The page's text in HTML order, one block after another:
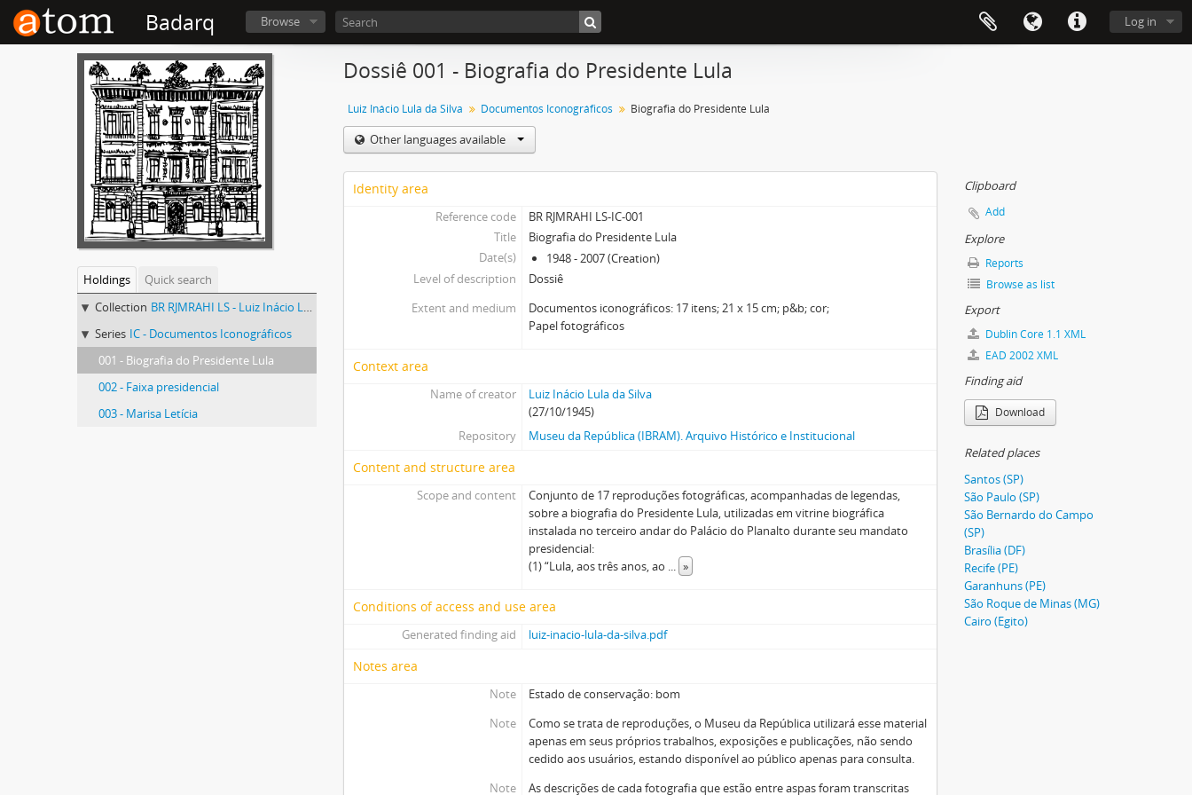
Badarq Browse Log in
Holdings
Quick search
Collection BR RJMRAHI LS - Luiz Inácio Lula da Silva
Series IC - Documentos Iconográficos
001 - Biografia do Presidente Lula
002 - Faixa presidencial
003 - Marisa Letícia
Dossiê 001 - Biografia do Presidente Lula
Luiz Inácio Lula da Silva Documentos Iconográficos Biografia do Presidente Lula
Other languages available
Identity area
Reference code
BR RJMRAHI LS-IC-001
Title
Biografia do Presidente Lula
Date(s)
1948 - 2007 (Creation)
Level of description
Dossiê
Extent and medium
Documentos iconográficos: 17 itens; 21 x 15 cm; p&b; cor;
Papel fotográficos
Context area
Name of creator
Luiz Inácio Lula da Silva
(27/10/1945)
Repository
Museu da República (IBRAM). Arquivo Histórico e Institucional
Content and structure area
Scope and content
Conjunto de 17 reproduções fotográficas, acompanhadas de legendas,
sobre a biografia do Presidente Lula, utilizadas em vitrine biográfica
instalada no terceiro andar do Palácio do Planalto durante seu mandato
presidencial:
(1) “Lula, aos três anos, ao ... »
Conditions of access and use area
Generated finding aid luiz-inacio-lula-da-silva.pdf
Notes area
Note
Estado de conservação: bom
Note
Como se trata de reproduções, o Museu da República utilizará esse material
apenas em seus próprios trabalhos, exposições e publicações, não sendo
cedido aos usuários, estando disponível ao público apenas para consulta.
Note
As descrições de cada fotografia que estão entre aspas foram transcritas
Clipboard
Add
Explore
Reports
Browse as list
Export
Dublin Core 1.1 XML
EAD 2002 XML
Finding aid
Download
Related places
Santos (SP)
São Paulo (SP)
São Bernardo do Campo
(SP)
Brasília (DF)
Recife (PE)
Garanhuns (PE)
São Roque de Minas (MG)
Cairo (Egito)